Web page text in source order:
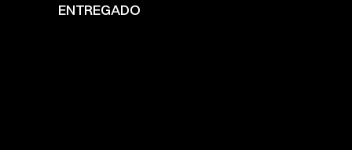
ENTREGADO